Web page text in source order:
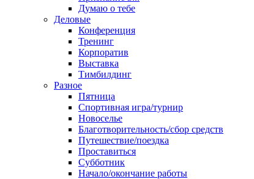
Думаю о тебе
Деловые
Конференция
Тренинг
Корпоратив
Выставка
Тимбилдинг
Разное
Пятница
Спортивная игра/турнир
Новоселье
Благотворительность/сбор средств
Путешествие/поездка
Проставиться
Субботник
Начало/окончание работы